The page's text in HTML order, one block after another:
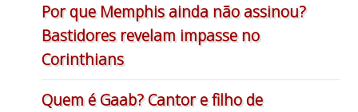
Por que Memphis ainda não assinou?
Bastidores revelam impasse no
Corinthians
Quem é Gaab? Cantor e filho de